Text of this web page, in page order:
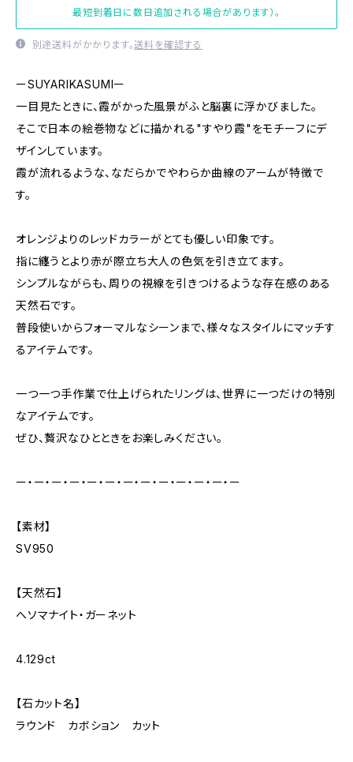
最短到着日に数日追加される場合があります）。
別途送料がかかります。送料を確認する
ーSUYARIKASUMIー
一目見たときに、霞がかった風景がふと脳裏に浮かびました。
そこで日本の絵巻物などに描かれる"すやり霞"をモチーフにデ
ザインしています。
霞が流れるような、なだらかでやわらか曲線のアームが特徴で
す。
オレンジよりのレッドカラーがとても優しい印象です。
指に纏うとより赤が際立ち大人の色気を引き立てます。
シンプルながらも、周りの視線を引きつけるような存在感のある
天然石です。
普段使いからフォーマルなシーンまで、様々なスタイルにマッチす
るアイテムです。
一つ一つ手作業で仕上げられたリングは、世界に一つだけの特別
なアイテムです。
ぜひ、贅沢なひとときをお楽しみください。
ー・ー・ー・ー・ー・ー・ー・ー・ー・ー・ー・ー・ー
【素材】
SV950
【天然石】
へソマナイト・ガーネット
4.129ct
【石カット名】
ラウンド カボション カット